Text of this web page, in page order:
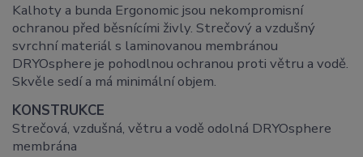
Kalhoty a bunda Ergonomic jsou nekompromisní
ochranou před běsnícími živly. Strečový a vzdušný
svrchní materiál s laminovanou membránou
DRYOsphere je pohodlnou ochranou proti větru a vodě.
Skvěle sedí a má minimální objem.
KONSTRUKCE
Strečová, vzdušná, větru a vodě odolná DRYOsphere
membrána